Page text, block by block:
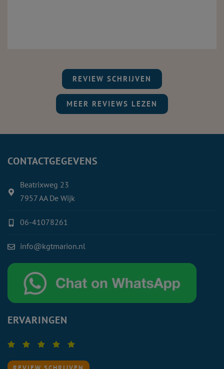
REVIEW SCHRIJVEN
MEER REVIEWS LEZEN
CONTACTGEGEVENS
Beatrixweg 23
7957 AA De Wijk
06-41078261
info@kgtmarion.nl
ERVARINGEN